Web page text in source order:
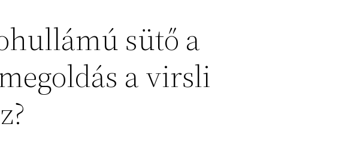
sütő a
a virsli